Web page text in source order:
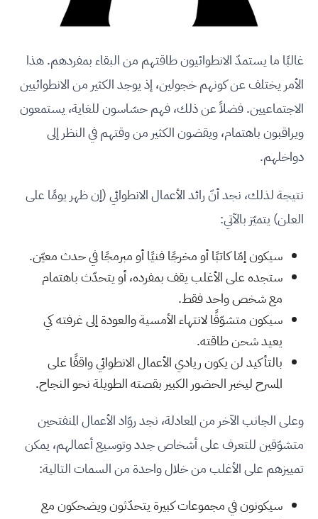
غالبًا ما يستمدّ الانطوائيون طاقتهم من البقاء بمفردهم. هذا
الأمر يختلف عن كونهم خجولين، إذ يوجد الكثير من الانطوائيين
الاجتماعيين. فضلاً عن ذلك، فهم حسّاسون للغاية، يستمعون
ويراقبون باهتمام، ويقضون الكثير من وقتهم في النظر إلى
دواخلهم.
نتيجة لذلك، نجد أنّ رائد الأعمال الانطوائي (إن ظهر يومًا على
العلن) يتميّز بالآتي:
سيكون إمّا كاتبًا أو مخرجًا فنيًا أو مبرمجًا في حدث معيّن.
ستجده على الأغلب يقف بمفرده، أو يتحدّث باهتمام
مع شخص واحد فقط.
سيكون متشوّقًا لانتهاء الأمسية والعودة إلى غرفته كي
يعيد شحن طاقته.
بالتأكيد لن يكون ريادي الأعمال الانطوائي واقفًا على
المسرح ليخبر الحضور الكبير بقصته الطويلة نحو النجاح.
وعلى الجانب الآخر من المعادلة، نجد روّاد الأعمال المنفتحين
متشوّقين للتعرف على أشخاص جدد وتوسيع أعمالهم، يمكن
تمييزهم على الأغلب من خلال واحدة من السمات التالية:
سيكونون في مجموعات كبيرة يتحدّثون ويضحكون مع